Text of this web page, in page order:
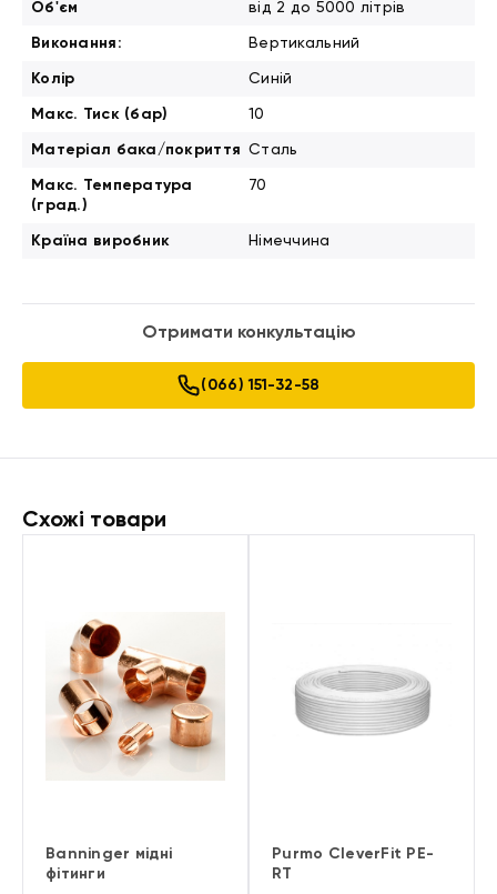
Об'єм від 2 до 5000 літрів
Виконання: Вертикальний
Колір Синій
Макс. Тиск (бар) 10
Матеріал бака/покриття Сталь
Макс. Температура
(град.)
70
Країна виробник Німеччина
Отримати конкультацію
(066) 151-32-58
Схожі товари
Banninger мідні
фітинги
Purmo CleverFit PE-
RT